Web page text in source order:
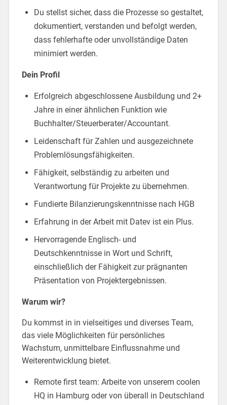
Du stellst sicher, dass die Prozesse so gestaltet,
dokumentiert, verstanden und befolgt werden,
dass fehlerhafte oder unvollständige Daten
minimiert werden.
Dein Profil
Erfolgreich abgeschlossene Ausbildung und 2+
Jahre in einer ähnlichen Funktion wie
Buchhalter/Steuerberater/Accountant.
Leidenschaft für Zahlen und ausgezeichnete
Problemlösungsfähigkeiten.
Fähigkeit, selbständig zu arbeiten und
Verantwortung für Projekte zu übernehmen.
Fundierte Bilanzierungskenntnisse nach HGB
Erfahrung in der Arbeit mit Datev ist ein Plus.
Hervorragende Englisch- und
Deutschkenntnisse in Wort und Schrift,
einschließlich der Fähigkeit zur prägnanten
Präsentation von Projektergebnissen.
Warum wir?
Du kommst in in vielseitiges und diverses Team,
das viele Möglichkeiten für persönliches
Wachstum, unmittelbare Einflussnahme und
Weiterentwicklung bietet.
Remote first team: Arbeite von unserem coolen
HQ in Hamburg oder von überall in Deutschland